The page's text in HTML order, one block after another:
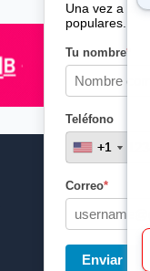
Una vez a la
populares.
Tu nombre*
Teléfono
+1
+1
Correo*
Enviar